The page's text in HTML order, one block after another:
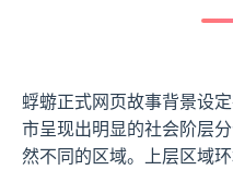
蜉蝣正式网页故事背景设
市呈现出明显的社会阶层
然不同的区域。上层区域